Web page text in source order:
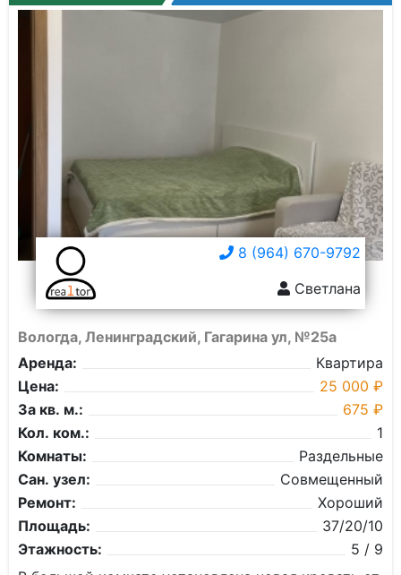
8 (964) 670-9792
Светлана
Вологда, Ленинградский, Гагарина ул, №25а
Аренда:
Квартира
Цена:
25 000 ₽
За кв. м.:
675 ₽
Кол. ком.:
1
Комнаты:
Раздельные
Сан. узел:
Совмещенный
Ремонт:
Хороший
Площадь:
37/20/10
Этажность:
5 / 9